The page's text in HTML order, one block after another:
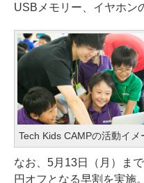
USBメモリー、イヤホン
Tech Kids CAMPの活動イメ
なお、5月13日（月）ま
円オフとなる早割を実施